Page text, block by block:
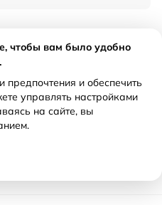
Не требуется
чтобы вам было удобно
и обеспечить
управлять настройками
на сайте, вы